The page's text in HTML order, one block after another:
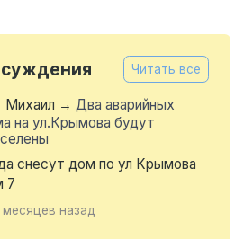
Читать все
Михаил → Два аварийных
на ул.Крымова будут
снесут дом по ул Крымова
7
месяцев назад